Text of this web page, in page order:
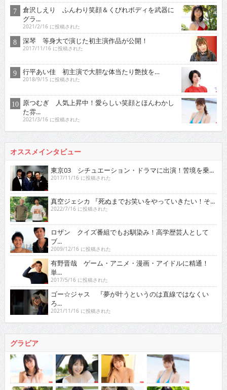
倉沢しえり ふんわり笑顔＆くびれボディを武器に
グラ...
2021/2/16 に投稿された
深琴 等身大で演じた初主演作品が公開！
2017/11/16 に投稿された
行平あい佳 初主演で大胆な体当たり艶技を…
2018/9/15 に投稿された
原つむぎ 人気上昇中！愛らしい笑顔とほんわかし
た雰...
2021/3/16 に投稿された
オススメインタビュー
東京03 シチュエーション・ドラマに出演！苦境を乗...
2017/11/16 に投稿された
真空ジェシカ 『死ぬまでお笑いをやっていきたい！そ...
2022/7/16 に投稿された
ロザン クイズ番組でもお馴染み！高学歴芸人として
ブ...
2009/12/16 に投稿された
有野晋哉 ゲーム・アニメ・漫画・アイドルに精通！
単...
2017/5/16 に投稿された
ゴー☆ジャス 『夢が叶うというのは直線ではなくい
ろ...
2021/11/16 に投稿された
グラビア